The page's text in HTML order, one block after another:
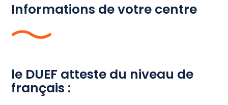
Informations de votre centre ​
le DUEF atteste du niveau de
français :​